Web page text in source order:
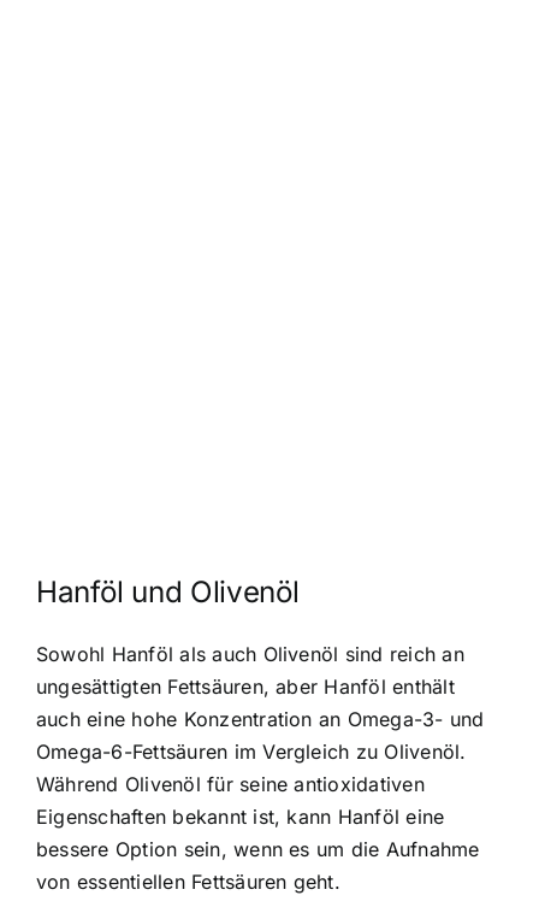
Hanföl und Olivenöl
Sowohl Hanföl als auch Olivenöl sind reich an
ungesättigten Fettsäuren, aber Hanföl enthält
auch eine hohe Konzentration an Omega-3- und
Omega-6-Fettsäuren im Vergleich zu Olivenöl.
Während Olivenöl für seine antioxidativen
Eigenschaften bekannt ist, kann Hanföl eine
bessere Option sein, wenn es um die Aufnahme
von essentiellen Fettsäuren geht.